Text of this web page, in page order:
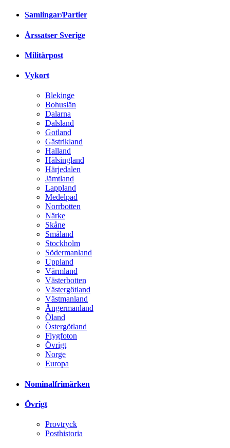
Samlingar/Partier
Årssatser Sverige
Militärpost
Vykort
Blekinge
Bohuslän
Dalarna
Dalsland
Gotland
Gästrikland
Halland
Hälsingland
Härjedalen
Jämtland
Lappland
Medelpad
Norrbotten
Närke
Skåne
Småland
Stockholm
Södermanland
Uppland
Värmland
Västerbotten
Västergötland
Västmanland
Ångermanland
Öland
Östergötland
Flygfoton
Övrigt
Norge
Europa
Nominalfrimärken
Övrigt
Provtryck
Posthistoria